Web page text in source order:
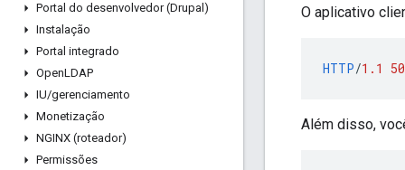
Portal do desenvolvedor (Drupal)
Instalação
Portal integrado
OpenLDAP
IU/gerenciamento
Monetização
NGINX (roteador)
Permissões
O aplicativo
HTTP/1.1
Além disso,